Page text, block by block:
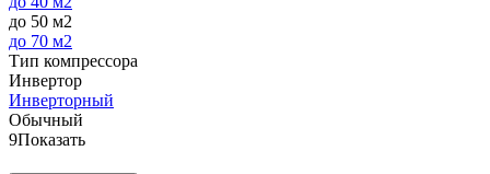
до 50 м2
до 70 м2
Тип компрессора
Инвертор
Инверторный
Обычный
9Показать